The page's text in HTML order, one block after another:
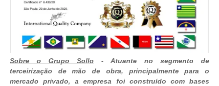
Sobre o Grupo Sollo -Atuante no segmento de
terceirização de mão de obra, principalmente para o
mercado privado, a empresa foi construído com bases